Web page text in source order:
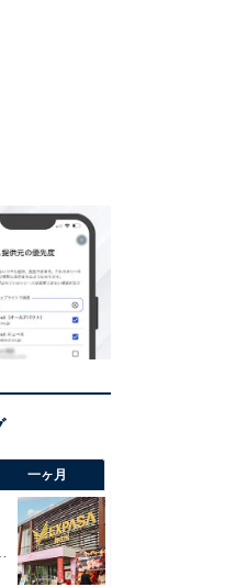
一ヶ月